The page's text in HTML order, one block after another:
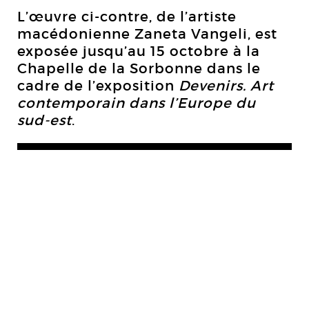
L’œuvre ci-contre, de l’artiste
macédonienne Zaneta Vangeli, est
exposée jusqu’au 15 octobre à la
Chapelle de la Sorbonne dans le
cadre de l’exposition Devenirs. Art
contemporain dans l’Europe du
sud-est.